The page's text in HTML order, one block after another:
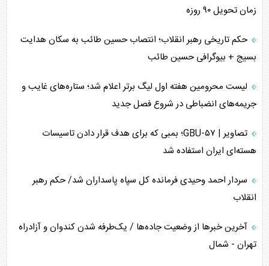
جاده ابریشم فضایی/ نفوذ راهبردی و فرازمینی چین
انصارالله و تثبیت معادله «محاصره برابر محاصره»
خبرنگار، خط مقدم جبهه روایت و پاسدار انسجام ملی
مصالحه نافرجام سعودی – اماراتی
محدودیت صادرات نفت عربستان
پشت‌پرده خشم ترامپ از رسانه‌های منتقد
چگونه مقاومت صحنه جنگ را تغییر می‌دهد؟
زمان تحویل ۹۰ روزه
حکم تاریخی رهبر انقلاب؛ انتصاب حسین طائب به سکان هدایت
بسیج + بیوگرافی حسین طائب
لیست محرومین هفته اول لیگ برتر اعلام شد؛ ستاره‌های غایب و
جریمه‌های انضباطی در شروع فصل جدید
تصاویر | GBU-۵۷؛ بمبی که برای هدف قرار دادن تاسیسات
هسته‌ای ایران استفاده شد
سردار احمد وحیدی فرمانده کل سپاه پاسداران شد/ حکم رهبر
انقلاب
آخرین خبر‌ها از وضعیت جاده‌ها / یک‌طرفه شدن کندوان و آزادراه
تهران - شمال